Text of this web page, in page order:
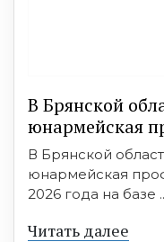
В Брянской
юнармейская
В Брянской
юнармейская
2026 года на базе
Читать далее